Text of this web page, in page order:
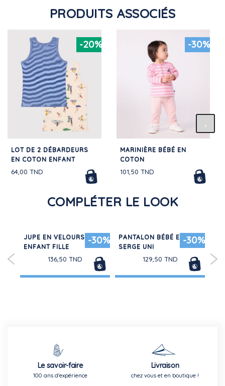
PRODUITS ASSOCIÉS
-20%
LOT DE 2 DÉBARDEURS
EN COTON ENFANT
64,00 TND
-30%
MARINIÈRE BÉBÉ EN
COTON
101,50 TND
COMPLÉTER LE LOOK
-30%
JUPE EN VELOURS
ENFANT FILLE
136,50 TND
-30%
PANTALON BÉBÉ EN
SERGE UNI
129,50 TND
Le savoir-faire
100 ans d'expérience
Livraison
chez vous et en boutique !